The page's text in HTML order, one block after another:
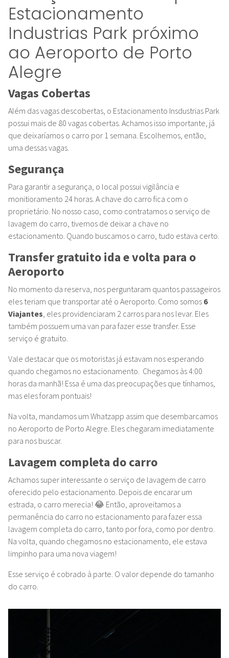
Estacionamento
Industrias Park próximo
ao Aeroporto de Porto
Alegre
Vagas Cobertas
Além das vagas descobertas, o Estacionamento Insdustrias Park
possui mais de 80 vagas cobertas. Achamos isso importante, já
que deixaríamos o carro por 1 semana. Escolhemos, então,
uma dessas vagas.
Segurança
Para garantir a segurança, o local possui vigilância e
monitioramento 24 horas. A chave do carro fica com o
proprietário. No nosso caso, como contratamos o serviço de
lavagem do carro, tivemos de deixar a chave no
estacionamento. Quando buscamos o carro, tudo estava certo.
Transfer gratuito ida e volta para o
Aeroporto
No momento da reserva, nos perguntaram quantos passageiros
eles teriam que transportar até o Aeroporto. Como somos 6
Viajantes, eles providenciaram 2 carros para nos levar. Eles
também possuem uma van para fazer esse transfer. Esse
serviço é gratuito.
Vale destacar que os motoristas já estavam nos esperando
quando chegamos no estacionamento. Chegamos às 4:00
horas da manhã! Essa é uma das preocupações que tínhamos,
mas eles foram pontuais!
Na volta, mandamos um Whatzapp assim que desembarcamos
no Aeroporto de Porto Alegre. Eles chegaram imediatamente
para nos buscar.
Lavagem completa do carro
Achamos super interessante o serviço de lavagem de carro
oferecido pelo estacionamento. Depois de encarar um
estrada, o carro merecia! 😂 Então, aproveitamos a
permanência do carro no estacionamento para fazer essa
lavagem completa do carro, tanto por fora, como por dentro.
Na volta, quando chegamos no estacionamento, ele estava
limpinho para uma nova viagem!
Esse serviço é cobrado à parte. O valor depende do tamanho
do carro.